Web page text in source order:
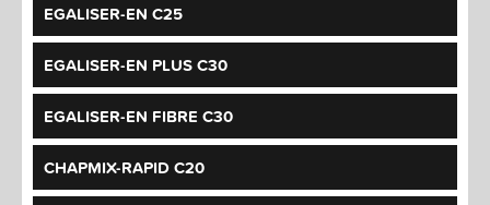
EGALISER-EN C25
EGALISER-EN PLUS C30
EGALISER-EN FIBRE C30
CHAPMIX-RAPID C20